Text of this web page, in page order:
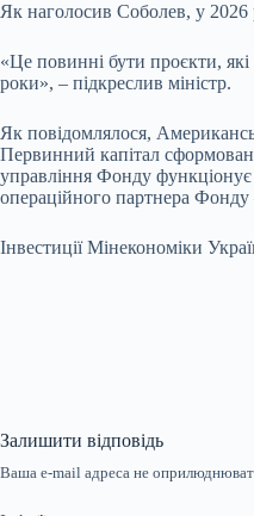
Як наголосив Соболев, у 2026
«Це повинні бути проєкти,
роки», – підкреслив міністр.
Як повідомлялося,
Первинний капітал
управління Фонду функціонує
операційного партнера
Інвестиції Мінекономіки
Залишити відповідь
Ваша e-mail адреса не